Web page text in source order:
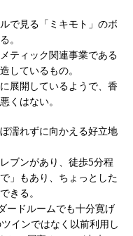
で見る「ミキモト」のボ
。
ティック関連事業である
しているもの。
展開しているようで、香
くはない。
濡れずに向かえる好立地
ブンがあり、徒歩5分程
」もあり、ちょっとした
きる。
ードルームでも十分寛げ
インではなく以前利用し